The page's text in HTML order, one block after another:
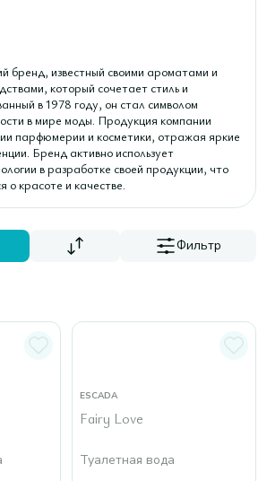
бренд, известный своими ароматами и
который сочетает стиль и
в 1978 году, он стал символом
в мире моды. Продукция компании
парфюмерии и косметики, отражая яркие
Бренд активно использует
в разработке своей продукции, что
о красоте и качестве.
Фильтр
ESCADA
Fairy Love
Туалетная вода